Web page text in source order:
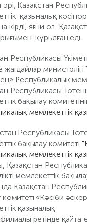
Қазақстан
қазыналық
кірді, яғни ол
құрылған еді.
Республикасы
министрлігі
Республикалық
Республикасы
бақылау
мемлекеттік
Республикасы
бақылау комитеті
мемлекеттік
Қазақстан
мемлекеттік
Қазақстан
комитеті «Кәсіби
қазыналық
ретінде қайта